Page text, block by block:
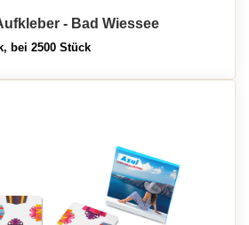
- Bad Wiessee
bei 2500 Stück